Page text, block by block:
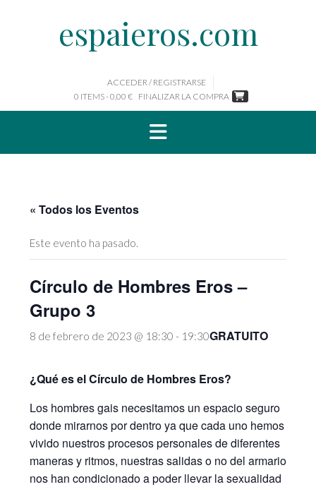
espaieros.com
ACCEDER / REGISTRARSE
0 ITEMS - 0,00 € FINALIZAR LA COMPRA
« Todos los Eventos
Este evento ha pasado.
Círculo de Hombres Eros –
Grupo 3
8 de febrero de 2023 @ 18:30 - 19:30GRATUITO
¿Qué es el Círculo de Hombres Eros?
Los hombres gais necesitamos un espacio seguro
donde mirarnos por dentro ya que cada uno hemos
vivido nuestros procesos personales de diferentes
maneras y ritmos, nuestras salidas o no del armario
nos han condicionado a poder llevar la sexualidad